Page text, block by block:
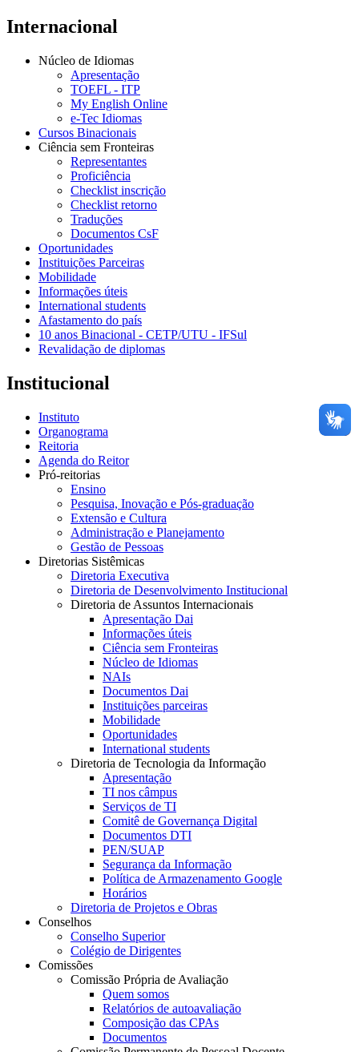
Internacional
Núcleo de Idiomas
Apresentação
TOEFL - ITP
My English Online
e-Tec Idiomas
Cursos Binacionais
Ciência sem Fronteiras
Representantes
Proficiência
Checklist inscrição
Checklist retorno
Traduções
Documentos CsF
Oportunidades
Instituições Parceiras
Mobilidade
Informações úteis
International students
Afastamento do país
10 anos Binacional - CETP/UTU - IFSul
Revalidação de diplomas
Institucional
Instituto
Organograma
Reitoria
Agenda do Reitor
Pró-reitorias
Ensino
Pesquisa, Inovação e Pós-graduação
Extensão e Cultura
Administração e Planejamento
Gestão de Pessoas
Diretorias Sistêmicas
Diretoria Executiva
Diretoria de Desenvolvimento Institucional
Diretoria de Assuntos Internacionais
Apresentação Dai
Informações úteis
Ciência sem Fronteiras
Núcleo de Idiomas
NAIs
Documentos Dai
Instituições parceiras
Mobilidade
Oportunidades
International students
Diretoria de Tecnologia da Informação
Apresentação
TI nos câmpus
Serviços de TI
Comitê de Governança Digital
Documentos DTI
PEN/SUAP
Segurança da Informação
Política de Armazenamento Google
Horários
Diretoria de Projetos e Obras
Conselhos
Conselho Superior
Colégio de Dirigentes
Comissões
Comissão Própria de Avaliação
Quem somos
Relatórios de autoavaliação
Composição das CPAs
Documentos